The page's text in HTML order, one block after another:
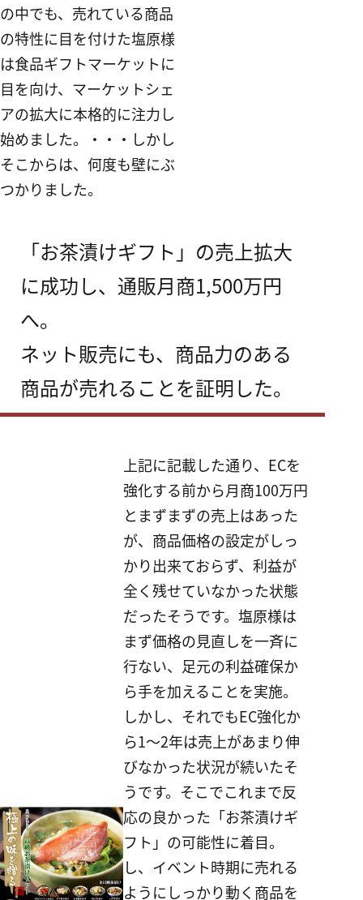
の中でも、売れている商品
の特性に目を付けた塩原様
は食品ギフトマーケットに
目を向け、マーケットシェ
アの拡大に本格的に注力し
始めました。・・・しかし
そこからは、何度も壁にぶ
つかりました。
「お茶漬けギフト」の売上拡大
に成功し、通販月商1,500万円
へ。
ネット販売にも、商品力のある
商品が売れることを証明した。
上記に記載した通り、ECを
強化する前から月商100万円
とまずまずの売上はあった
が、商品価格の設定がしっ
かり出来ておらず、利益が
全く残せていなかった状態
だったそうです。塩原様は
まず価格の見直しを一斉に
行ない、足元の利益確保か
ら手を加えることを実施。
しかし、それでもEC強化か
ら1～2年は売上があまり伸
びなかった状況が続いたそ
うです。そこでこれまで反
応の良かった「お茶漬けギ
フト」の可能性に着目。
し、 イベント時期に売れる
ようにしっかり動く商品を